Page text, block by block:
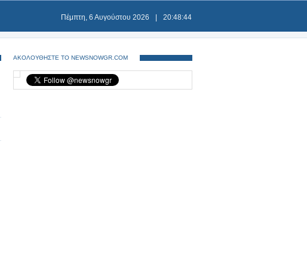
Πέμπτη, 6 Αυγούστου 2026 20:48:44
ΑΚΟΛΟΥΘΗΣΤΕ ΤΟ NEWSNOWGR.COM